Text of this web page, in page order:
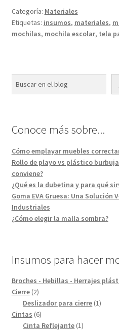
Categoría: Materiales
Etiquetas: insumos, materiales,
mochilas, mochila escolar, tela
Conoce más sobre...
Cómo emplayar muebles
Rollo de playo vs plástico
conviene?
¿Qué es la dubetina y para qué
Goma EVA Gruesa: Una Solución
Industriales
¿Cómo elegir la malla sombra?
Insumos para hacer
Broches - Hebillas - Herrajes
Cierre 22
productos
Deslizador para cierre 11
Cintas 66
productos
Cinta Reflejante 11